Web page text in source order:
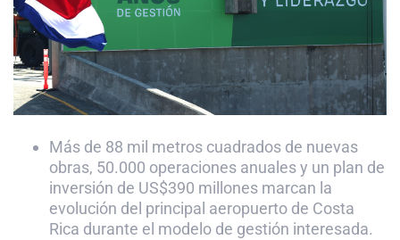
Más de 88 mil metros cuadrados de nuevas
obras, 50.000 operaciones anuales y un plan de
inversión de US$390 millones marcan la
evolución del principal aeropuerto de Costa
Rica durante el modelo de gestión interesada.